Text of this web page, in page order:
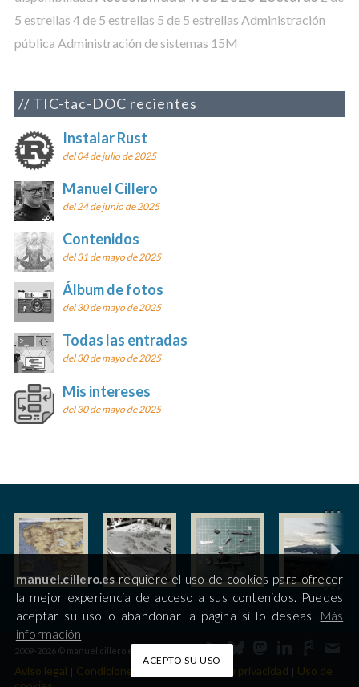
5 estrellas 4 de 5 estrellas 5 de 5 estrellas Administración
pública Administración de sistemas 15M
TIC-tac-DOC recientes
Instalar Rust
del 04 de julio de 2025
Manuel Cillero
del 24 de junio de 2025
Contenidos
del 31 de mayo de 2025
Álbum de fotos
del 30 de mayo de 2025
Todas las entradas
del 30 de mayo de 2025
Mis intereses
del 30 de mayo de 2025
Aviso legal | Condiciones de uso Política de privacidad | Uso de
2009-2026 © manuel.cillero.es
manuel.cillero.esrequiere el uso de cookies para ofrecer
la mejor experiencia de acceso a sus contenidos. Puedes
aceptar su uso o abandonar la página si lo deseas. Más
información
ACEPTO SU USO